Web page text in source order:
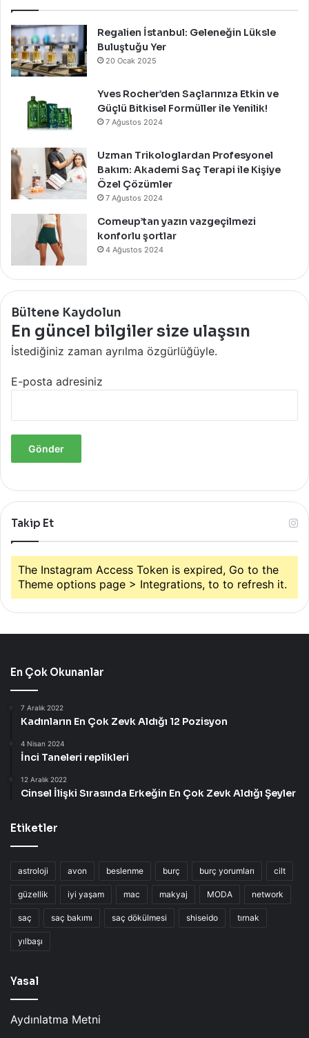
Kutladı!
Regalien İstanbul: Geleneğin Lüksle
Buluştuğu Yer
20 Ocak 2025
Yves Rocher’den Saçlarınıza Etkin ve
Güçlü Bitkisel Formüller ile Yenilik!
7 Ağustos 2024
Uzman Trikologlardan Profesyonel
Bakım: Akademi Saç Terapi ile Kişiye
Özel Çözümler
7 Ağustos 2024
Comeup’tan yazın vazgeçilmezi
konforlu şortlar
4 Ağustos 2024
Bültene Kaydolun
En güncel bilgiler size ulaşsın
İstediğiniz zaman ayrılma özgürlüğüyle.
E-posta adresiniz
Takip Et
The Instagram Access Token is expired, Go to the
Theme options page > Integrations, to to refresh it.
En Çok Okunanlar
7 Aralık 2022
Kadınların En Çok Zevk Aldığı 12 Pozisyon
4 Nisan 2024
İnci Taneleri replikleri
12 Aralık 2022
Cinsel İlişki Sırasında Erkeğin En Çok Zevk Aldığı Şeyler
Etiketler
astroloji avon beslenme burç burç yorumları cilt
güzellik iyi yaşam mac makyaj MODA network
saç saç bakımı saç dökülmesi shiseido tırnak
yılbaşı
Yasal
Aydınlatma Metni